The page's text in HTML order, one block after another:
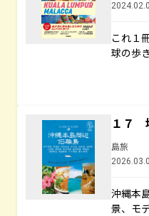
これ１
球の歩
１７
島旅
沖縄本
景、モ